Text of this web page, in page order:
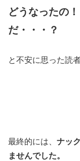
どうなったの
だ・・・？
と不安に思った読
最終的には、 ナッ
ませんでした。